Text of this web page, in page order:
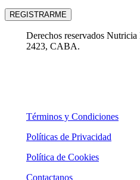
REGISTRARME
Derechos reservados
2423, CABA.
Términos y Condiciones
Políticas de Privacidad
Política de Cookies
Contactanos